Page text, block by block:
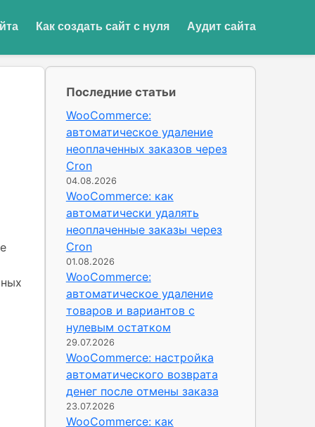
Как создать сайт с нуля Аудит сайта
Последние статьи
WooCommerce:
автоматическое удаление
неоплаченных заказов через
Cron
04.08.2026
WooCommerce: как
автоматически удалять
неоплаченные заказы через
Cron
01.08.2026
WooCommerce:
автоматическое удаление
товаров и вариантов с
нулевым остатком
29.07.2026
WooCommerce: настройка
автоматического возврата
денег после отмены заказа
23.07.2026
WooCommerce: как